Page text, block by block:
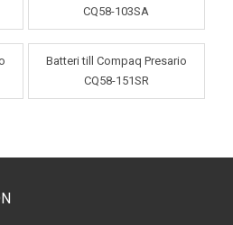
CQ58-103SA
Batteri till Compaq Presario
CQ58-151SR